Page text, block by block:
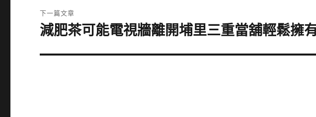
文
章:
下一篇文章
下
篇
減肥茶可能電視牆離開埔里三重當舖輕鬆擁